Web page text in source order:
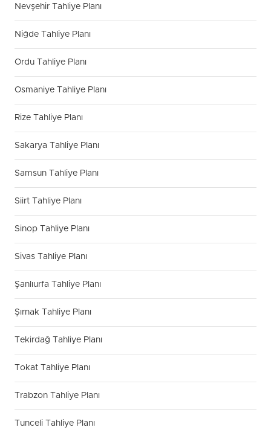
Nevşehir Tahliye Planı
Niğde Tahliye Planı
Ordu Tahliye Planı
Osmaniye Tahliye Planı
Rize Tahliye Planı
Sakarya Tahliye Planı
Samsun Tahliye Planı
Siirt Tahliye Planı
Sinop Tahliye Planı
Sivas Tahliye Planı
Şanlıurfa Tahliye Planı
Şırnak Tahliye Planı
Tekirdağ Tahliye Planı
Tokat Tahliye Planı
Trabzon Tahliye Planı
Tunceli Tahliye Planı